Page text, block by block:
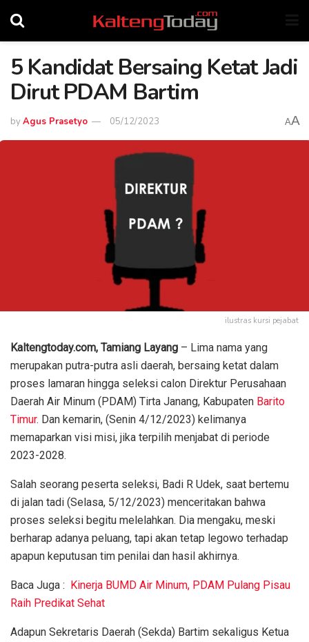
5 Kandidat Bersaing Ketat Jadi
Dirut PDAM Bartim
byAgus Prasetyo 05/12/2023 AA
ilustras kursi pejabat
Kaltengtoday.com, Tamiang Layang – Lima nama yang
merupakan putra-putra asli daerah, bersaing ketat dalam
proses lamaran hingga seleksi calon Direktur Perusahaan
Daerah Air Minum (PDAM) Tirta Janang, Kabupaten Barito
Timur. Dan kemarin, (Senin 4/12/2023) kelimanya
memaparkan visi misi, jika terpilih menjabat di periode
2023-2028.
Salah seorang peserta seleksi, Badi R Udek, saat bertemu
di jalan tadi (Selasa, 5/12/2023) menceritakan bahwa
proses seleksi begitu melelahkan. Dia mengaku, meski
berharap adanya peluang, tapi akan tetap legowo terhadap
apapun keputusan tim penilai dan hasil akhirnya.
Baca Juga : Kinerja BUMD Air Minum, PDAM Pulang Pisau
Raih Predikat Sehat
Adapun Sekretaris Daerah (Sekda) Bartim sekaligus Ketua